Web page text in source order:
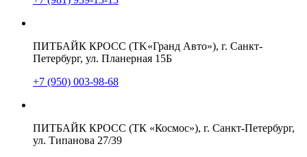
ПИТБАЙК КРОСС (TK«Гранд Авто»), г. Санкт-
Петербург, ул. Планерная 15Б
+7 (950) 003-98-68
ПИТБАЙК КРОСС (ТК «Космос»), г. Санкт-Петербург,
ул. Типанова 27/39